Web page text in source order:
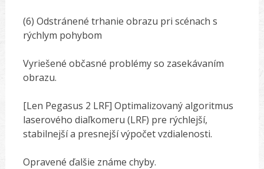
(6) Odstránené trhanie obrazu pri scénach s
rýchlym pohybom
Vyriešené občasné problémy so zasekávaním
obrazu.
[Len Pegasus 2 LRF] Optimalizovaný algoritmus
laserového diaľkomeru (LRF) pre rýchlejší,
stabilnejší a presnejší výpočet vzdialenosti.
Opravené ďalšie známe chyby.